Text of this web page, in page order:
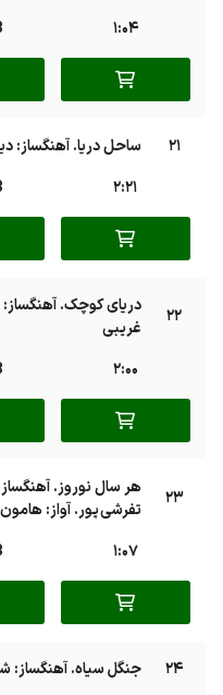
1:04
21
ساحل دریا.
2:21
22
دریای کوچک.
غریبی
2:00
23
هر سال نوروز. آهنگساز:
تفرشی پور. آواز:
1:07
24 جنگل سیاه. آهنگساز: